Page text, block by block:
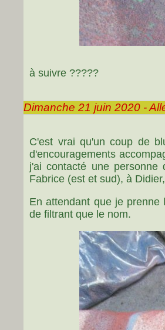
à suivre ?????
Dimanche 21 juin 2020 -
C'est vrai qu'un coup de
d'encouragements
j'ai contacté une
Fabrice (est et sud), à
En attendant que je
de filtrant que le nom.